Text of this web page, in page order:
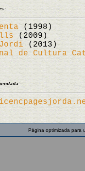
(1998)
(2009)
(2013)
de Cultura
Página optimizada para